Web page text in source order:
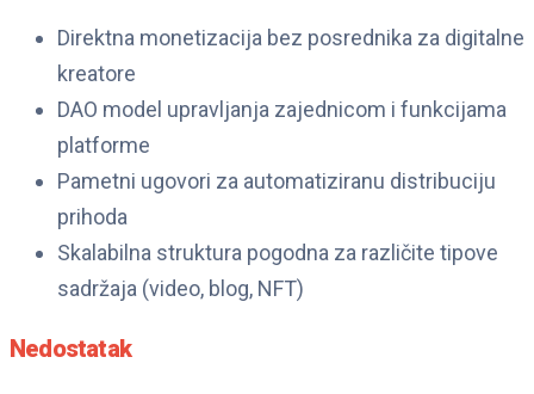
Direktna monetizacija bez posrednika za digitalne
kreatore
DAO model upravljanja zajednicom i funkcijama
platforme
Pametni ugovori za automatiziranu distribuciju
prihoda
Skalabilna struktura pogodna za različite tipove
sadržaja (video, blog, NFT)
Nedostatak